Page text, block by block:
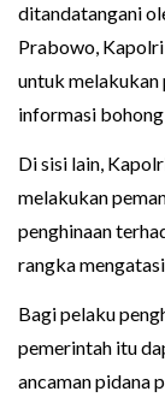
ditandatangani
Prabowo,
untuk
informasi
Di sisi lain,
melakukan
penghinaan
rangka
Bagi pelaku
pemerintah itu
ancaman pidana